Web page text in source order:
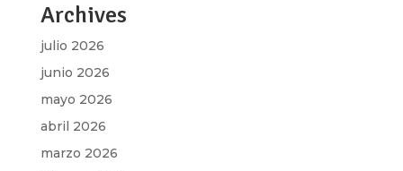
Archives
julio 2026
junio 2026
mayo 2026
abril 2026
marzo 2026